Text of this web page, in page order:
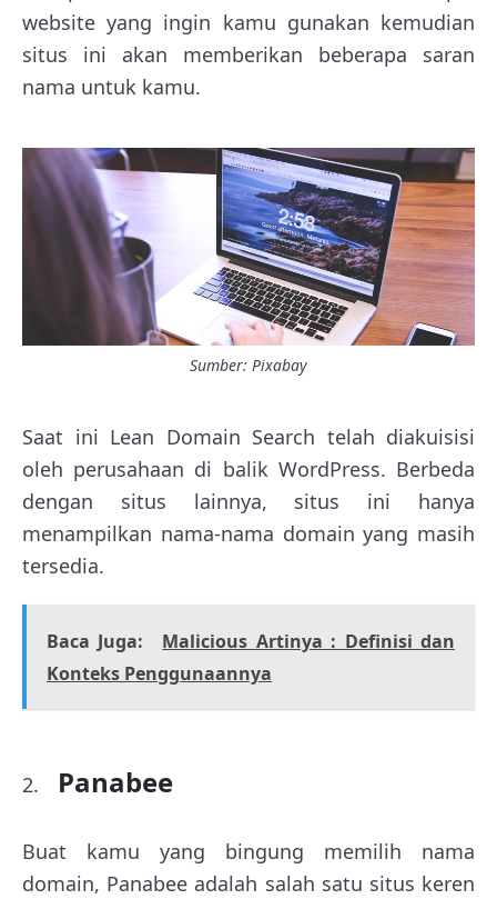
website yang ingin kamu gunakan kemudian
situs ini akan memberikan beberapa saran
nama untuk kamu.
Sumber: Pixabay
Saat ini Lean Domain Search telah diakuisisi
oleh perusahaan di balik WordPress. Berbeda
dengan situs lainnya, situs ini hanya
menampilkan nama-nama domain yang masih
tersedia.
Baca Juga:
Malicious Artinya : Definisi dan
Konteks Penggunaannya
Panabee
Buat kamu yang bingung memilih nama
domain, Panabee adalah salah satu situs keren